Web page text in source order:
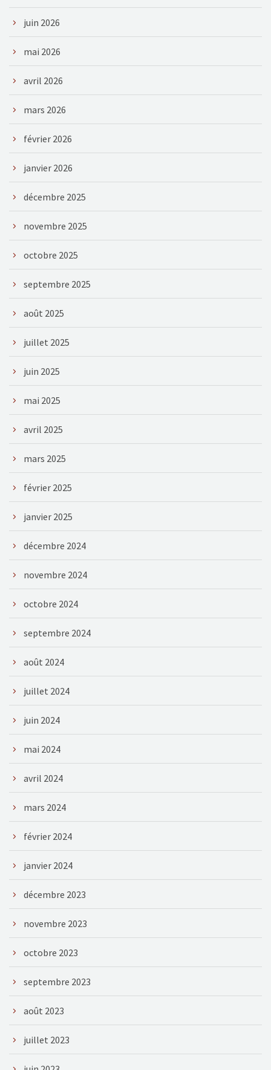
juin 2026
mai 2026
avril 2026
mars 2026
février 2026
janvier 2026
décembre 2025
novembre 2025
octobre 2025
septembre 2025
août 2025
juillet 2025
juin 2025
mai 2025
avril 2025
mars 2025
février 2025
janvier 2025
décembre 2024
novembre 2024
octobre 2024
septembre 2024
août 2024
juillet 2024
juin 2024
mai 2024
avril 2024
mars 2024
février 2024
janvier 2024
décembre 2023
novembre 2023
octobre 2023
septembre 2023
août 2023
juillet 2023